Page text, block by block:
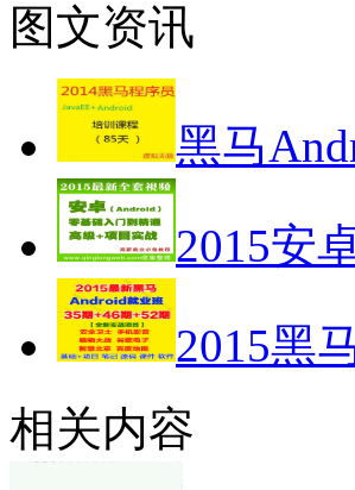
图文资讯
黑马
2015安
2015黑
相关内容